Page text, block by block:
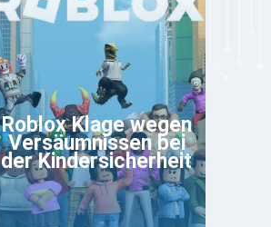
Roblox Klage wegen
Versäumnissen bei
der Kindersicherheit